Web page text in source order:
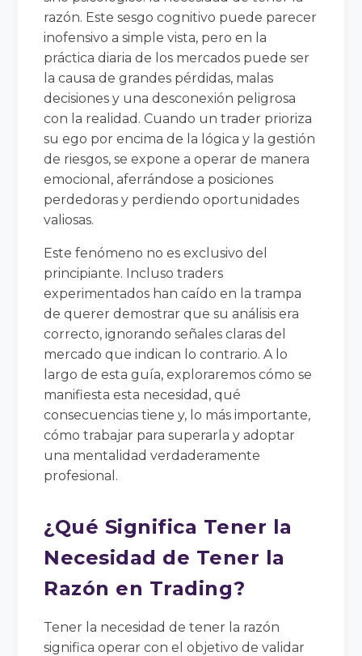
razón. Este sesgo cognitivo puede parecer
inofensivo a simple vista, pero en la
práctica diaria de los mercados puede ser
la causa de grandes pérdidas, malas
decisiones y una desconexión peligrosa
con la realidad. Cuando un trader prioriza
su ego por encima de la lógica y la gestión
de riesgos, se expone a operar de manera
emocional, aferrándose a posiciones
perdedoras y perdiendo oportunidades
valiosas.
Este fenómeno no es exclusivo del
principiante. Incluso traders
experimentados han caído en la trampa
de querer demostrar que su análisis era
correcto, ignorando señales claras del
mercado que indican lo contrario. A lo
largo de esta guía, exploraremos cómo se
manifiesta esta necesidad, qué
consecuencias tiene y, lo más importante,
cómo trabajar para superarla y adoptar
una mentalidad verdaderamente
profesional.
¿Qué Significa Tener la
Necesidad de Tener la
Razón en Trading?
Tener la necesidad de tener la razón
significa operar con el objetivo de validar